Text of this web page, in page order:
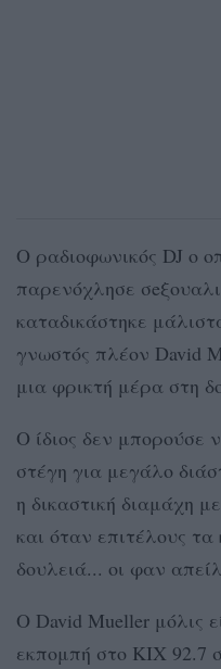
O ραδιοφωνικός DJ ο
παρενόχλησε
καταδικάστηκε
γνωστός πλέον David
μια φρικτή μέρα στη
Ο ίδιος δεν μπορούσε
στέγη για μεγάλο
η δικαστική διαμάχη
και όταν επιτέλους
δουλειά... οι φαν
Ο David Mueller μόλις
εκπομπή στο KIX 92.7